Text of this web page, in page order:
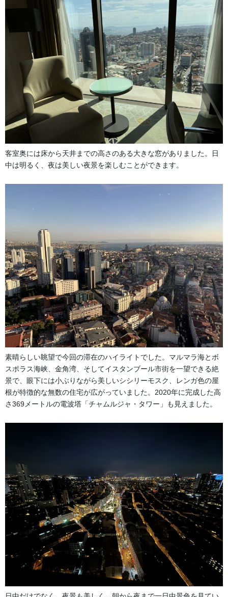
客室奥には床から天井までの高さのある大きな窓がありました。日
中は明るく、夜は美しい夜景を楽しむことができます。
素晴らしい眺望で今回の滞在のハイライトでした。マルマラ海とボ
スポラス海峡、金角湾、そしてイスタンブール市街を一望できる絶
景で、眼下には小ぶりながら美しいシシリーモスク、レンガ色の屋
根が特徴的な無数の住宅が広がっていました。2020年に完成した高
さ369メートルの電波塔「チャムルジャ・タワー」も見えました。